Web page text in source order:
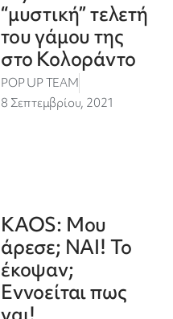
“μυστική” τελετή
του γάμου της
στο Κολοράντο
POP UP TEAM
8 Σεπτεμβρίου, 2021
KAOS: Μου
άρεσε; ΝΑΙ! Το
έκοψαν;
Εννοείται πως